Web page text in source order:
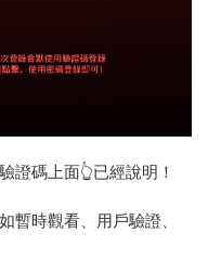
證碼上面👆已經說明！
暫時觀看、用戶驗證、